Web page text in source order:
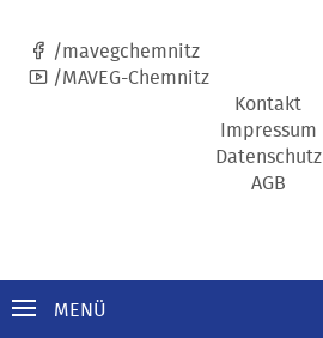
MENÜ
/mavegchemnitz
/MAVEG-Chemnitz
Kontakt
Impressum
Datenschutz
AGB